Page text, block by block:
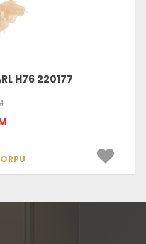
H76 220177